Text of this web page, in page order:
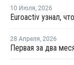
10 Июля, 2026
28 Апреля, 2026